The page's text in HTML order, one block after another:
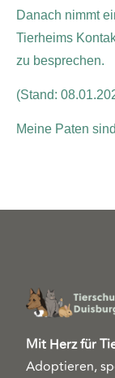
Danach nimmt
Tierheims
zu besprechen.
(Stand:
Meine Paten
Mit Herz für
Adoptieren,